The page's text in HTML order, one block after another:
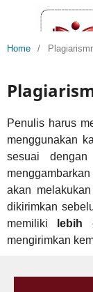
Home /
Penulis harus
menggunakan
sesuai
akan
dikirimkan
memiliki
lebih
mengirimkan